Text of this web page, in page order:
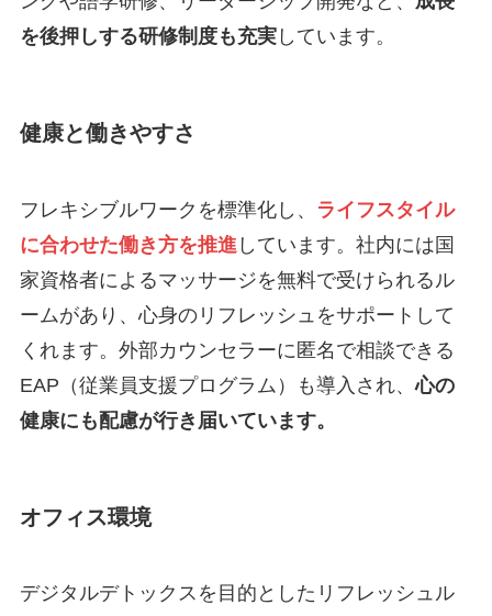
を後押しする研修制度も充実しています。
健康と働きやすさ
フレキシブルワークを標準化し、
ライフスタイル
に合わせた働き方を推進 しています。社内には国
家資格者によるマッサージを無料で受けられるル
ームがあり、心身のリフレッシュをサポートして
くれます。外部カウンセラーに匿名で相談できる
EAP（従業員支援プログラム）も導入され、心の
健康にも配慮が行き届いています。
オフィス環境
デジタルデトックスを目的としたリフレッシュル